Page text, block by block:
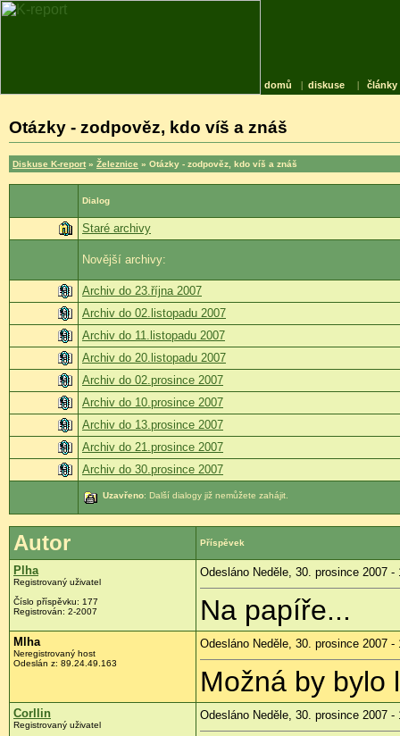
domů | diskuse | články
Otázky - zodpověz, kdo víš a znáš
Diskuse K-report » Železnice » Otázky - zodpověz, kdo víš a znáš
Dialog
Staré archivy
Novější archivy:
Archiv do 23.října 2007
Archiv do 02.listopadu 2007
Archiv do 11.listopadu 2007
Archiv do 20.listopadu 2007
Archiv do 02.prosince 2007
Archiv do 10.prosince 2007
Archiv do 13.prosince 2007
Archiv do 21.prosince 2007
Archiv do 30.prosince 2007
Uzavřeno: Další dialogy již nemůžete zahájit.
Autor Příspěvek
Plha
Registrovaný uživatel
Číslo příspěvku: 177
Registrován: 2-2007
Odesláno Neděle, 30. prosince 2007 -
Na papíře...
Mlha
Neregistrovaný host
Odeslán z: 89.24.49.163
Odesláno Neděle, 30. prosince 2007 -
Možná by bylo
Corllin
Registrovaný uživatel
Odesláno Neděle, 30. prosince 2007 -